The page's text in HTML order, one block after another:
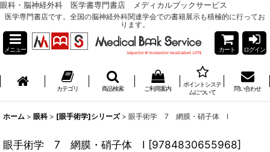
眼科・脳神経外科 医学書専門書店 メディカルブックサービス
医学専門書店です。全国の脳神経外科関連学会での書籍展示も積極的に行ってお
ります。
メニュー カート ログイン
カテゴリ 商品検索 ご利用案内
ポイントシステ
ムについて
問い合わせ
ホーム > 眼科 > [眼手術学]シリーズ > 眼手術学 7 網膜・硝子体 I
眼手術学 7 網膜・硝子体 I [9784830655968]